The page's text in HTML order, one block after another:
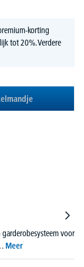
korting
tot 20%.Verdere
garderobesysteem voor
Meer